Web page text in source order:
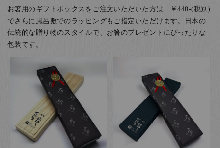
お箸用のギフトボックスをご注文いただいた方は、￥440-(税別)
でさらに風呂敷でのラッピングもご指定いただけます。日本の
伝統的な贈り物のスタイルで、お箸のプレゼントにぴったりな
包装です。